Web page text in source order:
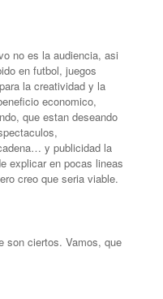
no es la audiencia, asi
en futbol, juegos
la creatividad y la
economico,
que estan deseando
y publicidad la
explicar en pocas lineas
creo que seria viable.
son ciertos. Vamos, que